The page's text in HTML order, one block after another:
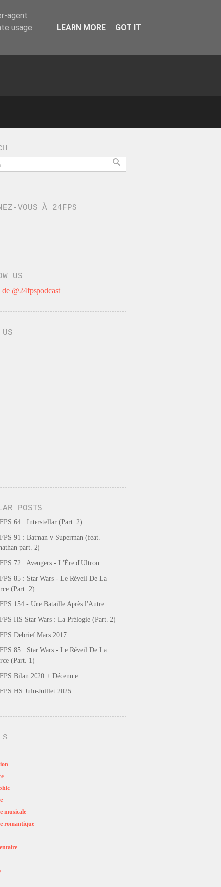
VOUS À 24FPS
US
de @24fpspodcast
POSTS
64 : Interstellar (Part. 2)
91 : Batman v Superman (feat.
part. 2)
72 : Avengers - L'Ère d'Ultron
85 : Star Wars - Le Réveil De La
(Part. 2)
154 - Une Bataille Après l'Autre
HS Star Wars : La Prélogie (Part. 2)
Debrief Mars 2017
85 : Star Wars - Le Réveil De La
(Part. 1)
Bilan 2020 + Décennie
HS Juin-Juillet 2025
musicale
romantique
agent
usage
LEARN MORE GOT IT